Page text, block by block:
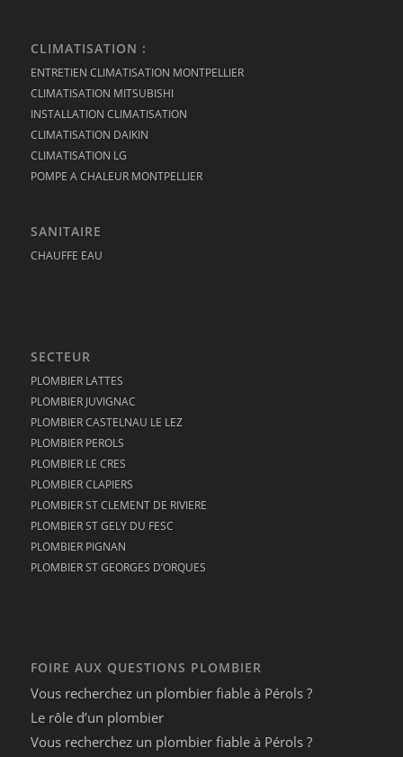
CLIMATISATION :
ENTRETIEN CLIMATISATION MONTPELLIER
CLIMATISATION MITSUBISHI
INSTALLATION CLIMATISATION
CLIMATISATION DAIKIN
CLIMATISATION LG
POMPE A CHALEUR MONTPELLIER
SANITAIRE
CHAUFFE EAU
SECTEUR
PLOMBIER LATTES
PLOMBIER JUVIGNAC
PLOMBIER CASTELNAU LE LEZ
PLOMBIER PEROLS
PLOMBIER LE CRES
PLOMBIER CLAPIERS
PLOMBIER ST CLEMENT DE RIVIERE
PLOMBIER ST GELY DU FESC
PLOMBIER PIGNAN
PLOMBIER ST GEORGES D’ORQUES
FOIRE AUX QUESTIONS PLOMBIER
Vous recherchez un plombier fiable à Pérols ?
Le rôle d’un plombier
Vous recherchez un plombier fiable à Pérols ?